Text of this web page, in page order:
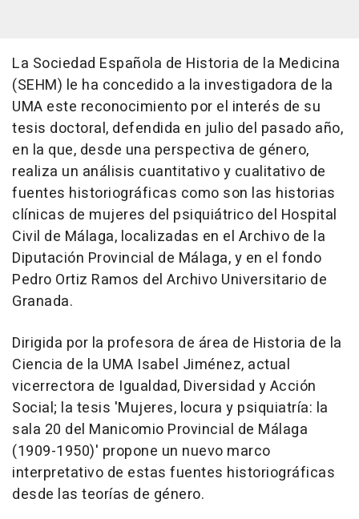
La Sociedad Española de Historia de la Medicina
(SEHM) le ha concedido a la investigadora de la
UMA este reconocimiento por el interés de su
tesis doctoral, defendida en julio del pasado año,
en la que, desde una perspectiva de género,
realiza un análisis cuantitativo y cualitativo de
fuentes historiográficas como son las historias
clínicas de mujeres del psiquiátrico del Hospital
Civil de Málaga, localizadas en el Archivo de la
Diputación Provincial de Málaga, y en el fondo
Pedro Ortiz Ramos del Archivo Universitario de
Granada.
Dirigida por la profesora de área de Historia de la
Ciencia de la UMA Isabel Jiménez, actual
vicerrectora de Igualdad, Diversidad y Acción
Social; la tesis 'Mujeres, locura y psiquiatría: la
sala 20 del Manicomio Provincial de Málaga
(1909-1950)' propone un nuevo marco
interpretativo de estas fuentes historiográficas
desde las teorías de género.